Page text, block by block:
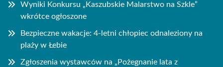
Wyniki Konkursu „Kaszubskie Malarstwo na Szkle”
wkrótce ogłoszone
Bezpieczne wakacje: 4-letni chłopiec odnaleziony na
plaży w Łebie
Zgłoszenia wystawców na „Pożegnanie lata z